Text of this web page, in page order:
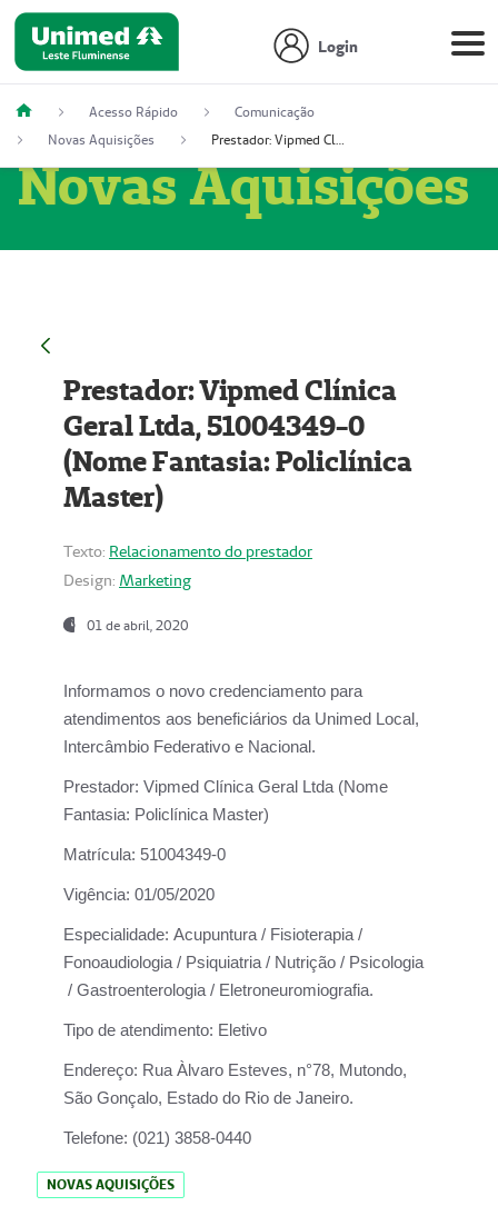
Login
Acesso Rápido
Comunicação
Novas Aquisições
Prestador: Vipmed Clínica Geral Ltda, 51004349-0 (Nome Fantasia: Policlínica Master)
Novas Aquisições
Prestador: Vipmed Clínica
Geral Ltda, 51004349-0
(Nome Fantasia: Policlínica
Master)
Texto: Relacionamento do prestador
Design: Marketing
01 de abril, 2020
Informamos o novo credenciamento para
atendimentos aos beneficiários da Unimed Local,
Intercâmbio Federativo e Nacional.
Prestador: Vipmed Clínica Geral Ltda (Nome
Fantasia: Policlínica Master)
Matrícula: 51004349-0
Vigência: 01/05/2020
Especialidade: Acupuntura / Fisioterapia /
Fonoaudiologia / Psiquiatria / Nutrição / Psicologia
/ Gastroenterologia / Eletroneuromiografia.
Tipo de atendimento: Eletivo
Endereço: Rua Àlvaro Esteves, n°78, Mutondo,
São Gonçalo, Estado do Rio de Janeiro.
Telefone: (021) 3858-0440
NOVAS AQUISIÇÕES